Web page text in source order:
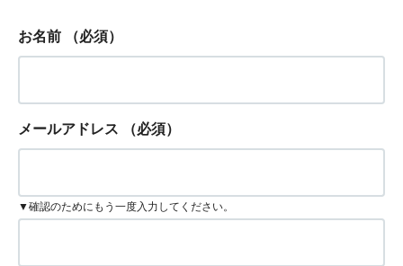
お名前 （必須）
メールアドレス （必須）
▼確認のためにもう一度入力してください。